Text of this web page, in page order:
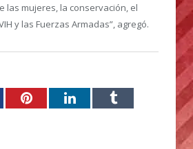
las mujeres, la conservación, el
y las Fuerzas Armadas”, agregó.
PinterestLinkedInTumblr